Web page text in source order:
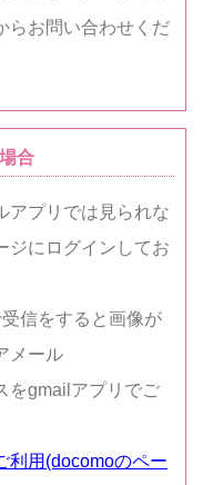
らお問い合わせくだ
合
アプリでは見られな
ジにログインしてお
信をすると画像が
メール
をgmailアプリでご
利用(docomoのペー